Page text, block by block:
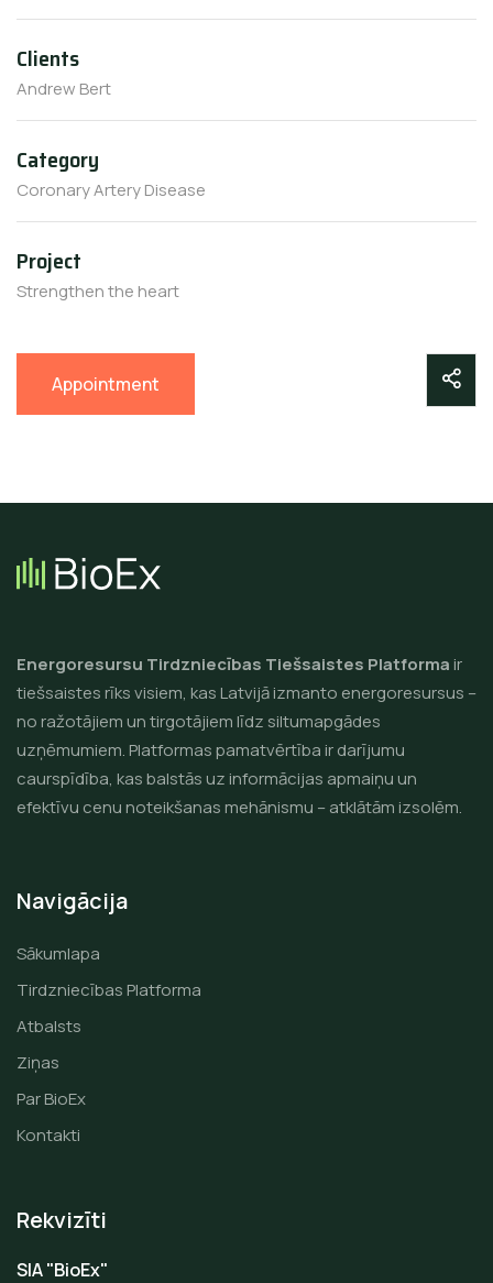
Clients
Andrew Bert
Category
Coronary Artery Disease
Project
Strengthen the heart
Appointment
Energoresursu Tirdzniecības Tiešsaistes Platforma ir
tiešsaistes rīks visiem, kas Latvijā izmanto energoresursus –
no ražotājiem un tirgotājiem līdz siltumapgādes
uzņēmumiem. Platformas pamatvērtība ir darījumu
caurspīdība, kas balstās uz informācijas apmaiņu un
efektīvu cenu noteikšanas mehānismu – atklātām izsolēm.
Navigācija
Sākumlapa
Tirdzniecības Platforma
Atbalsts
Ziņas
Par BioEx
Kontakti
Rekvizīti
SIA "BioEx"